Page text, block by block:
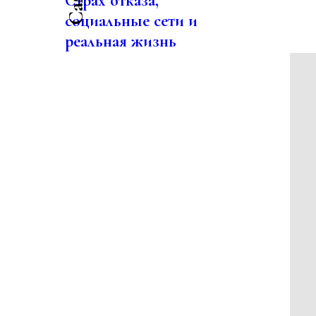
социальные сети и
реальная жизнь